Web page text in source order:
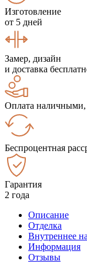
Изготовление
от 5 дней
Замер, дизайн
и доставка
Оплата наличными,
Беспроцентная
Гарантия
2 года
Описание
Отделка
Внутреннее
Информация
Отзывы